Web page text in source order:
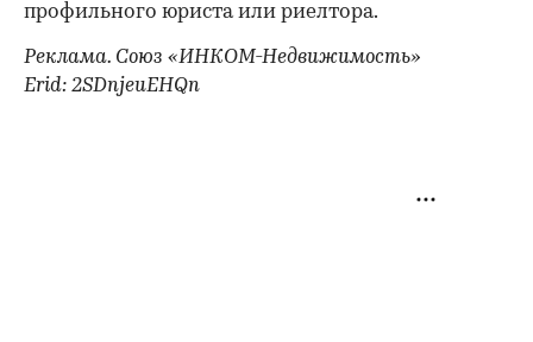
профильного юриста или риелтора.
Реклама. Союз «ИНКОМ-Недвижимость»
Erid: 2SDnjeuEHQn